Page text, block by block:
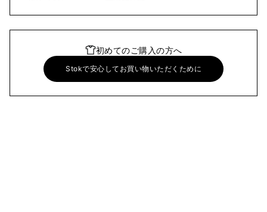
初めてのご購入の方へ
Stokで安心してお買い物いただくために